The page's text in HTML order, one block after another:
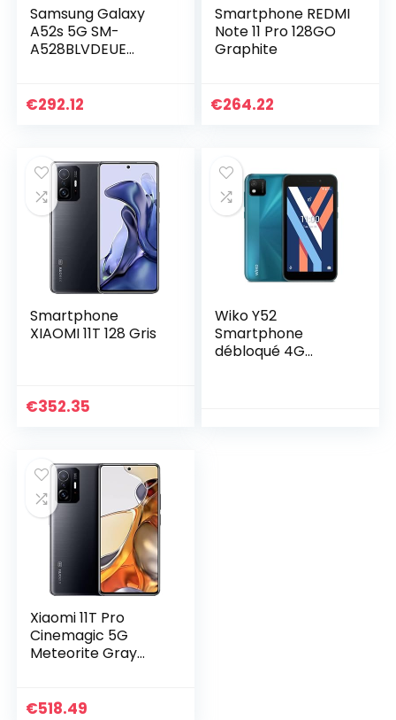
Samsung Galaxy
A52s 5G SM-
A528BLVDEUE
SIM Hybride
Violet
€292.12
Smartphone REDMI
Note 11 Pro 128GO
Graphite
€264.22
Smartphone
XIAOMI 11T 128 Gris
€352.35
Wiko Y52
Smartphone
débloqué 4G
Xiaomi 11T Pro
Cinemagic 5G
Meteorite Gray
€518.49